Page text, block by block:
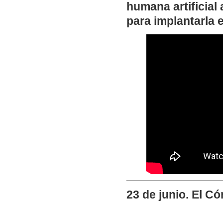
humana artificial
para implantarla
23 de junio. El